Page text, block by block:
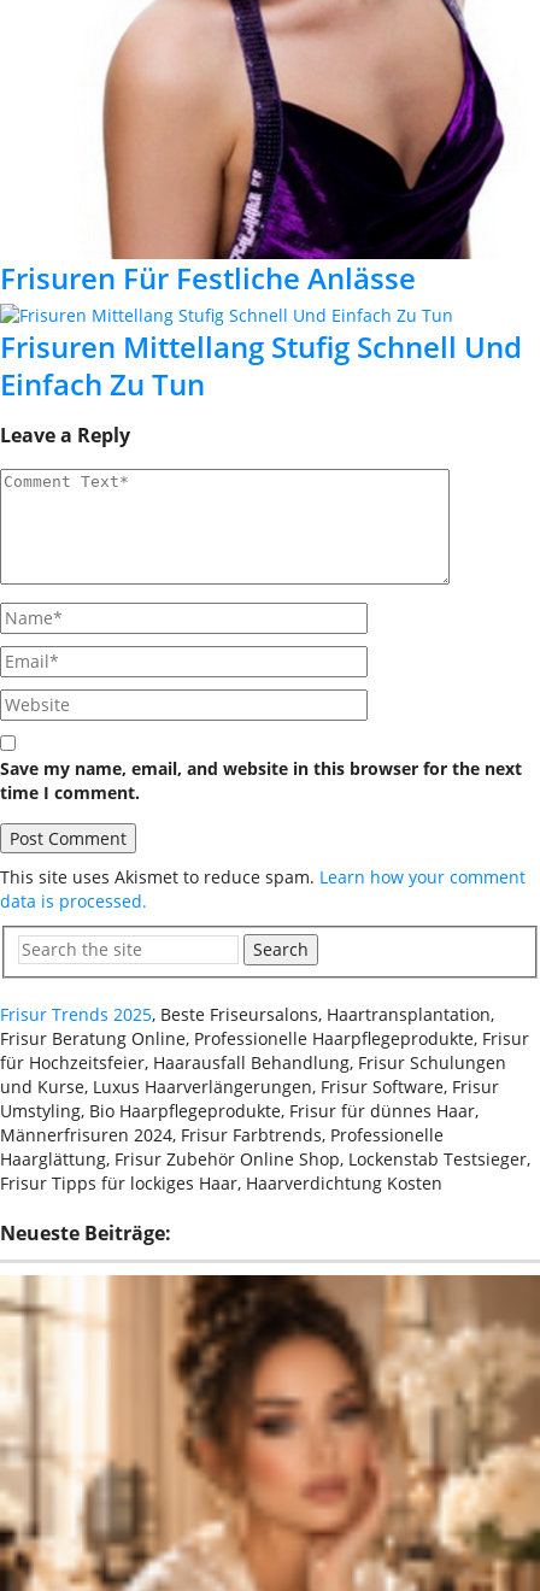
Frisuren Für Festliche Anlässe
Frisuren Mittellang Stufig Schnell Und
Einfach Zu Tun
Leave a Reply
Save my name, email, and website in this browser for the next
time I comment.
This site uses Akismet to reduce spam. Learn how your comment
data is processed.
Search
Frisur Trends 2025, Beste Friseursalons, Haartransplantation,
Frisur Beratung Online, Professionelle Haarpflegeprodukte, Frisur
für Hochzeitsfeier, Haarausfall Behandlung, Frisur Schulungen
und Kurse, Luxus Haarverlängerungen, Frisur Software, Frisur
Umstyling, Bio Haarpflegeprodukte, Frisur für dünnes Haar,
Männerfrisuren 2024, Frisur Farbtrends, Professionelle
Haarglättung, Frisur Zubehör Online Shop, Lockenstab Testsieger,
Frisur Tipps für lockiges Haar, Haarverdichtung Kosten
Neueste Beiträge: